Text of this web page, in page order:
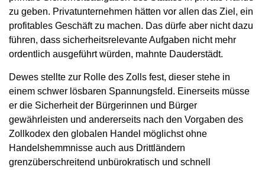
zu geben. Privatunternehmen hätten vor allen das Ziel, ein
profitables Geschäft zu machen. Das dürfe aber nicht dazu
führen, dass sicherheitsrelevante Aufgaben nicht mehr
ordentlich ausgeführt würden, mahnte Dauderstädt.
Dewes stellte zur Rolle des Zolls fest, dieser stehe in
einem schwer lösbaren Spannungsfeld. Einerseits müsse
er die Sicherheit der Bürgerinnen und Bürger
gewährleisten und andererseits nach den Vorgaben des
Zollkodex den globalen Handel möglichst ohne
Handelshemmnisse auch aus Drittländern
grenzüberschreitend unbürokratisch und schnell